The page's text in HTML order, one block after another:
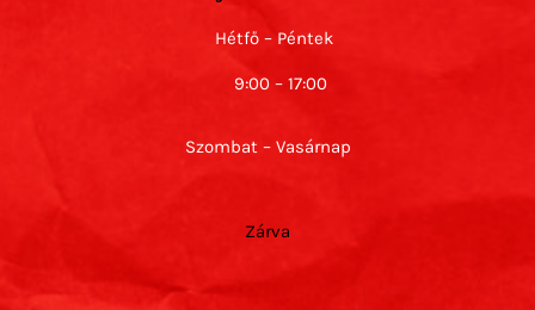
Hétfő – Péntek
9:00 – 17:00
Szombat – Vasárnap
Zárva